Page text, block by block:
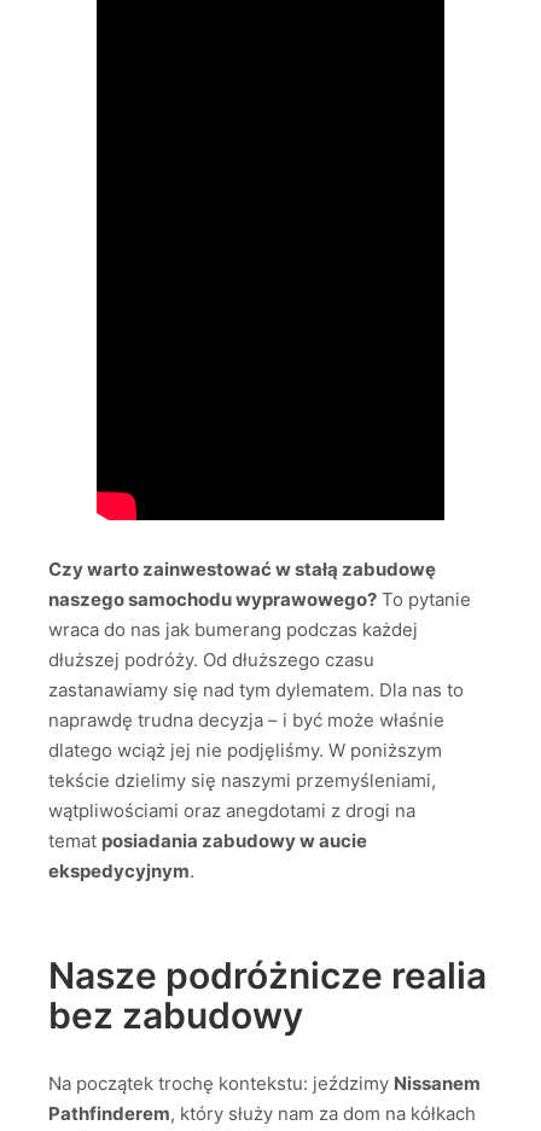
Czy warto zainwestować w stałą zabudowę
naszego samochodu wyprawowego? To pytanie
wraca do nas jak bumerang podczas każdej
dłuższej podróży. Od dłuższego czasu
zastanawiamy się nad tym dylematem. Dla nas to
naprawdę trudna decyzja – i być może właśnie
dlatego wciąż jej nie podjęliśmy. W poniższym
tekście dzielimy się naszymi przemyśleniami,
wątpliwościami oraz anegdotami z drogi na
temat posiadania zabudowy w aucie
ekspedycyjnym.
Nasze podróżnicze realia
bez zabudowy
Na początek trochę kontekstu: jeździmy Nissanem
Pathfinderem, który służy nam za dom na kółkach